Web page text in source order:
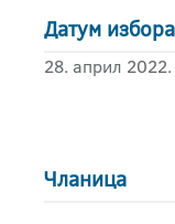
Датум избора
28. април 2022.
Чланица